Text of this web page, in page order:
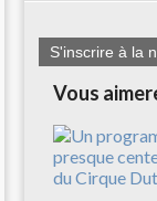
S'inscrire à la
Vous